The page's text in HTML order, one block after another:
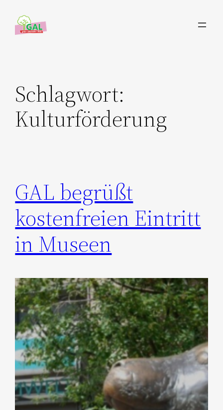
Inhalt
springen
Schlagwort:
Kulturförderung
GAL begrüßt
kostenfreien Eintritt
in Museen